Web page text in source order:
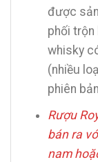
được
phối
whisky
(nhiều
phiên
Rượu
bán ra
nam